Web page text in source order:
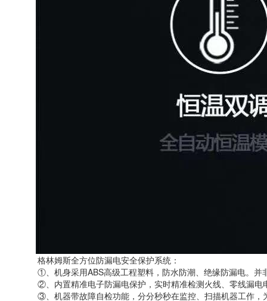
格林姆斯全方位防漏电安全保护系统：
①、机身采用ABS高级工程塑料，防水防潮、绝缘防漏电。并
②、内置精准电子防漏电保护，实时精准检测火线、零线漏电
③、机器带故障自检功能，分分秒秒在监控、扫描机器工作，